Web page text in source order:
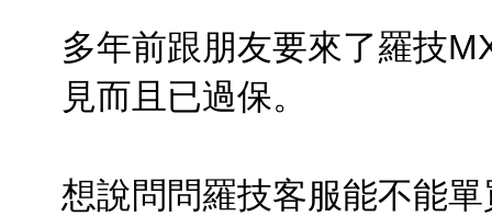
多年前跟朋友要來了羅技
見而且已過保。
想說問問羅技客服能不能